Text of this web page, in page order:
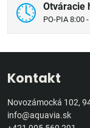
Otváracie
PO-PIA 8:00
Kontakt
Novozámocká 102,
info@aquavia.sk